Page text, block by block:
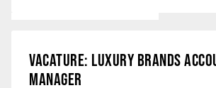
VACATURE: LUXURY BRANDS
MANAGER